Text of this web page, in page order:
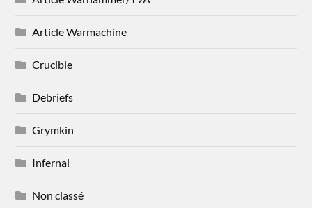
Article Warmachine
Crucible
Debriefs
Grymkin
Infernal
Non classé